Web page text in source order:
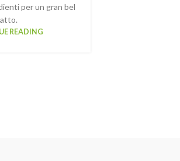
per un gran bel
READING